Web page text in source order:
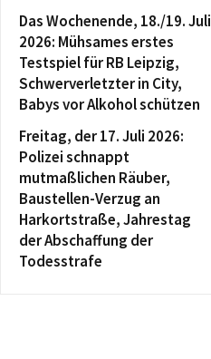
Das Wochenende, 18./19. Juli
2026: Mühsames erstes
Testspiel für RB Leipzig,
Schwerverletzter in City,
Babys vor Alkohol schützen
Freitag, der 17. Juli 2026:
Polizei schnappt
mutmaßlichen Räuber,
Baustellen-Verzug an
Harkortstraße, Jahrestag
der Abschaffung der
Todesstrafe